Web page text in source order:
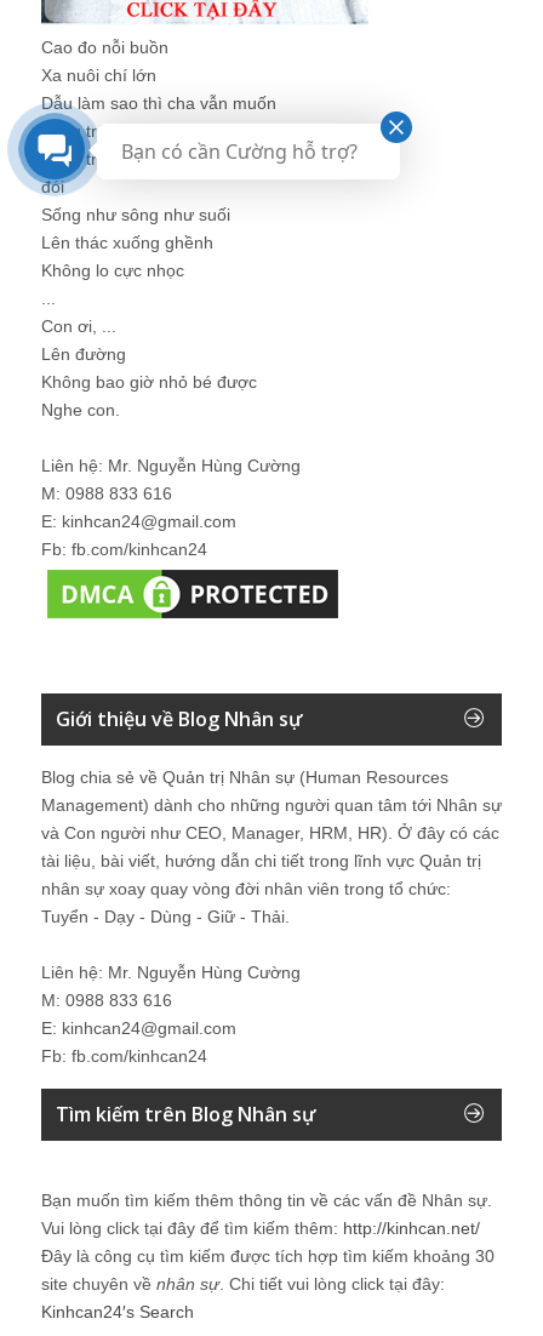
Cao đo nỗi buồn
Xa nuôi chí lớn
Dẫu làm sao thì cha vẫn muốn
Sống trên đá không chê đá gập ghềnh
Sống trong thung không chê thung nghèo
đói
Sống như sông như suối
Lên thác xuống ghềnh
Không lo cực nhọc
Con ơi, ...
Lên đường
Không bao giờ nhỏ bé được
Nghe con.
Liên hệ: Mr. Nguyễn Hùng Cường
M: 0988 833 616
E: kinhcan24@gmail.com
Fb: fb.com/kinhcan24
Giới thiệu về Blog Nhân sự
Blog chia sẻ về Quản trị Nhân sự (Human Resources
Management) dành cho những người quan tâm tới Nhân sự
và Con người như CEO, Manager, HRM, HR). Ở đây có các
tài liệu, bài viết, hướng dẫn chi tiết trong lĩnh vực Quản trị
nhân sự xoay quay vòng đời nhân viên trong tổ chức:
Tuyển - Dạy - Dùng - Giữ - Thải.
Liên hệ: Mr. Nguyễn Hùng Cường
M: 0988 833 616
E: kinhcan24@gmail.com
Fb: fb.com/kinhcan24
Tìm kiếm trên Blog Nhân sự
Bạn muốn tìm kiếm thêm thông tin về các vấn đề Nhân sự
Vui lòng click tại đây để tìm kiếm thêm: http://kinhcan.net/
Đây là công cụ tìm kiếm được tích hợp tìm kiếm khoảng 30
site chuyên về nhân sự. Chi tiết vui lòng click tại đây:
Kinhcan24′s Search
Bạn có cần Cường hỗ trợ?